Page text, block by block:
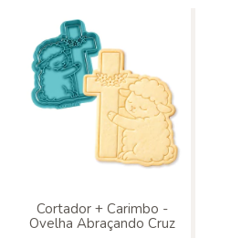
Cortador + Carimbo -
Ovelha Abraçando Cruz